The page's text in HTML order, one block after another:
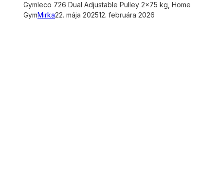
Gymleco 726 Dual Adjustable Pulley 2×75 kg, Home
GymMirka22. mája 202512. februára 2026